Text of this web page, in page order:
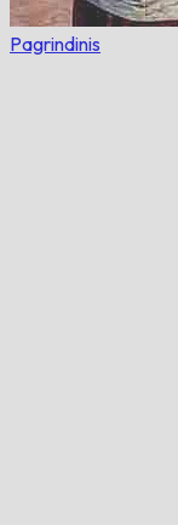
Pagrindinis